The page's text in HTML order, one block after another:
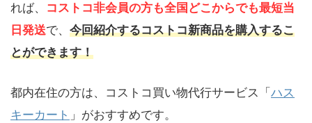
れば、 コストコ非会員の方も全国どこからでも最短当
日発送で、 今回紹介するコストコ新商品を購入するこ
とができます！
都内在住の方は、コストコ買い物代行サービス「 ハス
キーカート 」がおすすめです。